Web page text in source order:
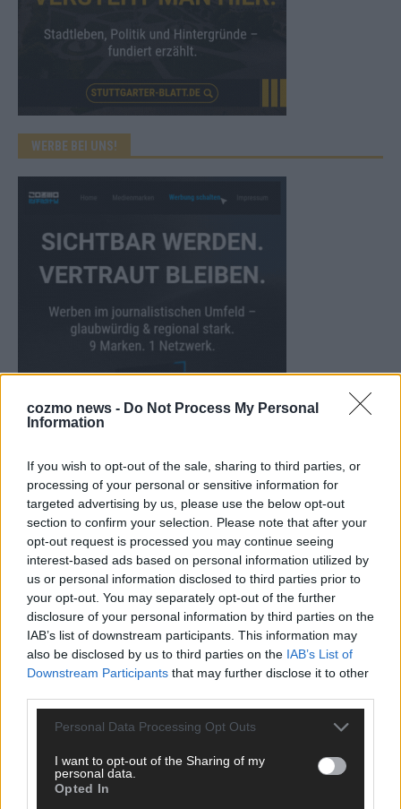
cozmo news - Do Not Process My Personal
Information
If you wish to opt-out of the sale, sharing to third parties, or
processing of your personal or sensitive information for
targeted advertising by us, please use the below opt-out
section to confirm your selection. Please note that after your
opt-out request is processed you may continue seeing
interest-based ads based on personal information utilized by
us or personal information disclosed to third parties prior to
your opt-out. You may separately opt-out of the further
disclosure of your personal information by third parties on the
IAB’s list of downstream participants. This information may
also be disclosed by us to third parties on the IAB’s List of
Downstream Participants that may further disclose it to other
Personal Data Processing Opt Outs
I want to opt-out of the Sharing of my
personal data.
Opted In
WERBE BEI UNS!
CHECK UNS AUF FACEBOOK
AD